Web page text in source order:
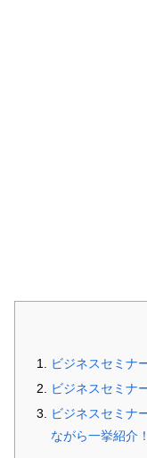
ビジネスセミナ
ビジネスセミナ
ビジネスセミナ
ながら一挙紹介！